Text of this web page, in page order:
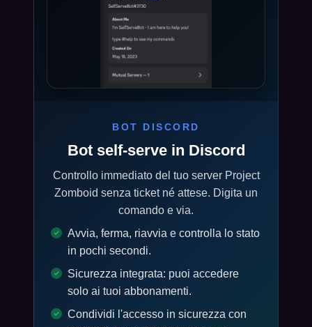
BOT DISCORD
Bot self-serve in Discord
Controllo immediato del tuo server Project
Zomboid senza ticket né attese. Digita un
comando e via.
Avvia, ferma, riavvia e controlla lo stato
in pochi secondi.
Sicurezza integrata: puoi accedere
solo ai tuoi abbonamenti.
Condividi l'accesso in sicurezza con